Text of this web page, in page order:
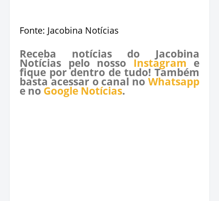
Fonte: Jacobina Notícias
Receba notícias do Jacobina
Notícias pelo nosso Instagram e
fique por dentro de tudo! Também
basta acessar o canal no Whatsapp
e no Google Notícias.